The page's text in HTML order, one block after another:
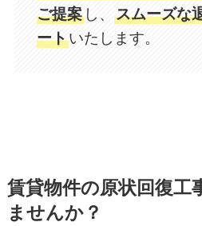
ご提案 し、スムーズな
ートいたします。
賃貸物件の原状回復工
ませんか？